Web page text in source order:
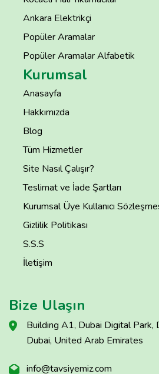
Ankara Elektrikçi
Popüler Aramalar
Popüler Aramalar Alfabetik
Kurumsal
Anasayfa
Hakkımızda
Blog
Tüm Hizmetler
Site Nasıl Çalışır?
Teslimat ve İade Şartları
Kurumsal Üye Kullanıcı
Gizlilik Politikası
S.S.S
İletişim
Bize Ulaşın
Building A1, Dubai Digital Park,
Dubai, United Arab Emirates
info@tavsiyemiz.com